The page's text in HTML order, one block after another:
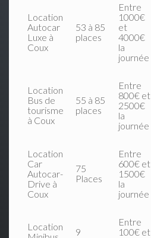
Location
Autocar
Luxe à
Coux
53 à 85
places
Entre
1000€
et
4000€
la
journée
Location
Bus de
tourisme
à Coux
55 à 85
places
Entre
800€ et
2500€
la
journée
Location
Car
Autocar-
Drive à
Coux
75
Places
Entre
600€ et
1500€
la
journée
Location
9
Entre
100€ et